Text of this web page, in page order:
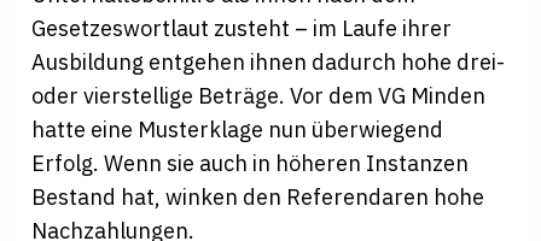
Gesetzeswortlaut zusteht – im Laufe ihrer
Ausbildung entgehen ihnen dadurch hohe drei-
oder vierstellige Beträge. Vor dem VG Minden
hatte eine Musterklage nun überwiegend
Erfolg. Wenn sie auch in höheren Instanzen
Bestand hat, winken den Referendaren hohe
Nachzahlungen.